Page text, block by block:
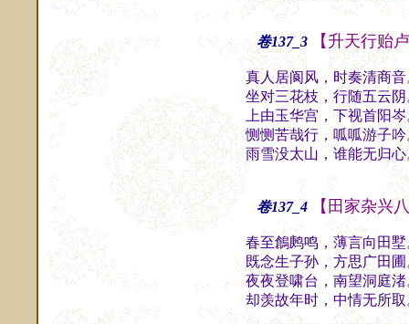
卷137_3 【升天行贻
真人居阆风，时奏清商
坐对三花枝，行随五云
上由玉华宫，下视首阳
恻恻苦哉行，呱呱游子
雨雪没太山，谁能无归
卷137_4 【田家杂兴
春至鶬鹒鸣，薄言向田
既念生子孙，方思广田
夜夜登啸台，南望洞庭
却羡故年时，中情无所取